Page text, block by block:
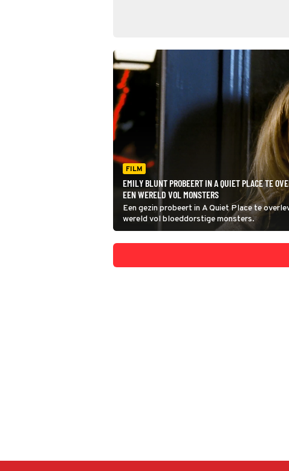
FILM
EMILY BLUNT PROBEERT IN A QUIET PLACE TE
EEN WERELD VOL MONSTERS
Een gezin probeert in A Quiet Place te
wereld vol bloeddorstige monsters.